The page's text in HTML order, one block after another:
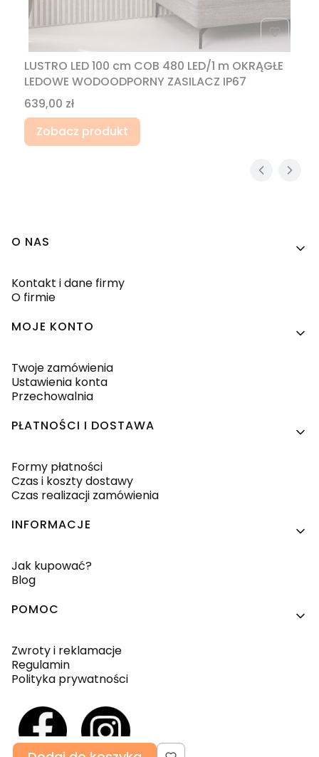
LUSTRO LED 100 cm COB 480 LED/1 m OKRĄGŁE
LEDOWE WODOODPORNY ZASILACZ IP67
Cena
639,00 zł
Zobacz produkt
Linki w stopce
O NAS
Kontakt i dane firmy
O firmie
MOJE KONTO
Twoje zamówienia
Ustawienia konta
Przechowalnia
PŁATNOŚCI I DOSTAWA
Formy płatności
Czas i koszty dostawy
Czas realizacji zamówienia
INFORMACJE
Jak kupować?
Blog
POMOC
Zwroty i reklamacje
Regulamin
Polityka prywatności